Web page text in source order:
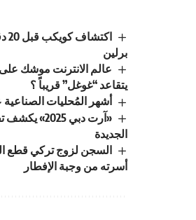
برلين
عالم الانترنت موشك
يتقاعد “غوغل” قريباً ؟
أشهر المُحليات
«آرت دبي
الجديدة
السجن لزوج تركي قطع
أسرته من وجبة الإفطار